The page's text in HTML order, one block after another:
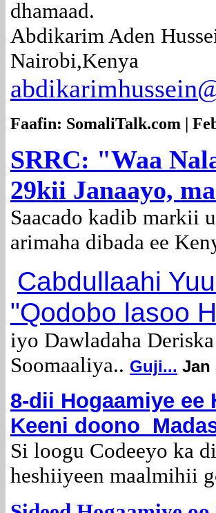
dhamaad.
Abdikarim Aden
Nairobi,Kenya
Faafin: SomaliTalk.com |
SRRC: "Waa
29kii Janaayo,
Saacado kadib markii
arimaha dibada ee
Cabdullaahi
"Qodobo lasoo
iyo Dawladaha
Soomaaliya.. Guji... Jan
8-dii Hogaamiye ee
Keeni doono
Si loogu Codeeyo ka
heshiiyeen maalmihii